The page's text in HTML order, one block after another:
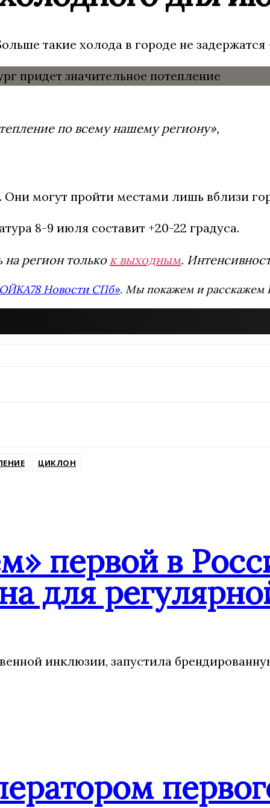
такие холода в городе не
по всему нашему региону»,
Они могут пройти местами лишь вблизи
8-9 июля составит +20-22 градуса.
регион толькок выходным.
Новости СПб». Мы покажем и расскажем
ЦИКЛОН
первой в
для
инклюзии, запустила